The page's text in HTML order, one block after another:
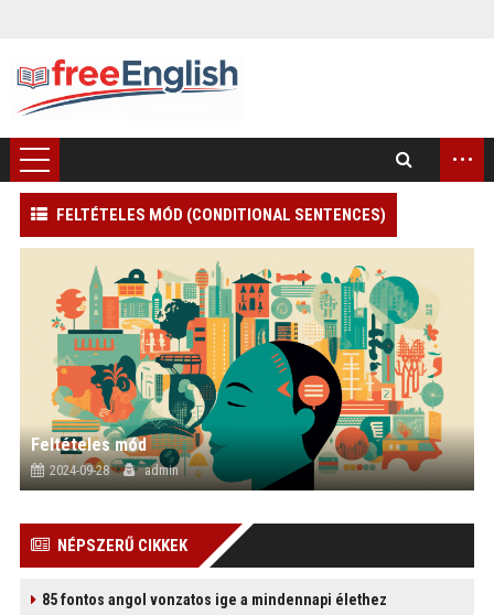
...
FELTÉTELES MÓD (CONDITIONAL SENTENCES)
Feltételes mód
2024-09-28 admin
NÉPSZERŰ CIKKEK
85 fontos angol vonzatos ige a mindennapi élethez